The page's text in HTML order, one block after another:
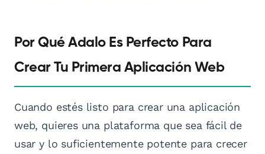
Por Qué Adalo Es Perfecto Para
Crear Tu Primera Aplicación Web
Cuando estés listo para crear una aplicación
web, quieres una plataforma que sea fácil de
usar y lo suficientemente potente para crecer